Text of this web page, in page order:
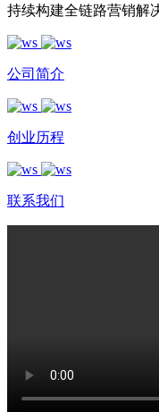
持续构建全链路营销解
公司简介
创业历程
联系我们